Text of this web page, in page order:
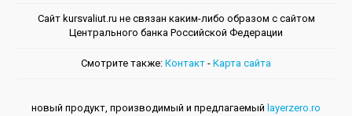
Сайт kursvaliut.ru не связан каким-либо образом с сайтом
Центрального банкa Российской Федерации
Смотрите также: Контакт - Kарта сайта
новый продукт, производимый и предлагаемый layerzero.ro